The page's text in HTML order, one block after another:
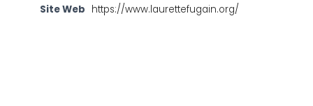
Site Web https://www.laurettefugain.org/